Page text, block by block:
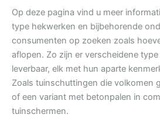
Op deze pagina vind u meer
type hekwerken en bijbehorende
consumenten op zoeken zoals
aflopen. Zo zijn er verscheidene
leverbaar, elk met hun aparte
Zoals tuinschuttingen die volkomen
of een variant met betonpalen in
tuinschermen.